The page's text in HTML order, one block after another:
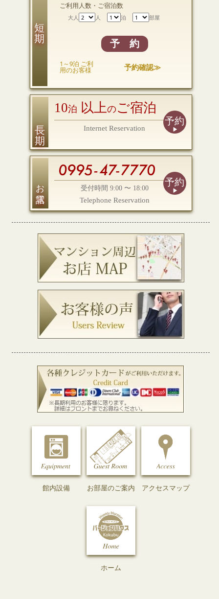
ご利用人数・ご宿泊数
大人 人 泊 部屋
予 約
1～9泊 ご利
用のお客様 予約確認≫
10泊 以上のご宿泊
Internet Reservation
予約
お電話 受付時間 9:00 〜 18:00
Telephone Reservation
予約
館内設備 お部屋のご案内 アクセスマップ
ホーム